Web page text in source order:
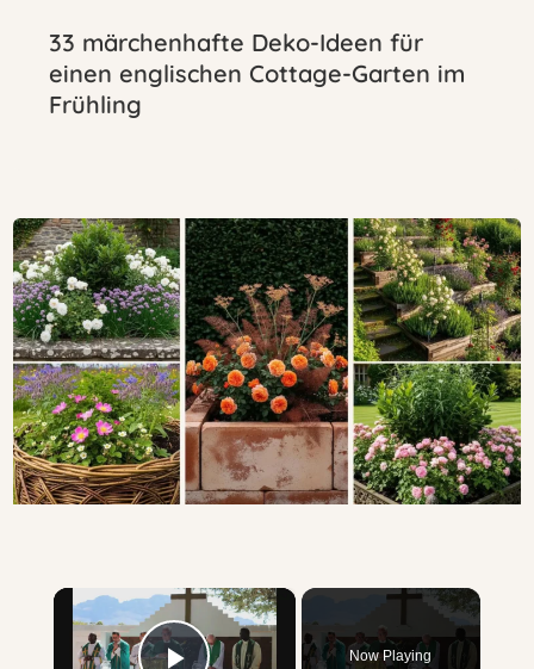
33 märchenhafte Deko-Ideen für
einen englischen Cottage-Garten im
Frühling
×
Now Playing